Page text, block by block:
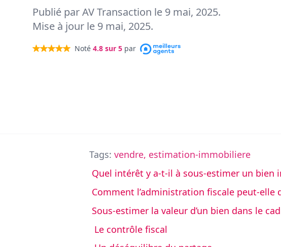
Publié par AV Transaction le 9 mai, 2025.
Mise à jour le 9 mai, 2025.
Noté 4.8 sur 5 par
Tags: vendre, estimation-immobiliere
Quel intérêt y a-t-il à sous-estimer un bien
Comment l’administration fiscale peut-
Sous-estimer la valeur d’un bien dans le
Le contrôle fiscal